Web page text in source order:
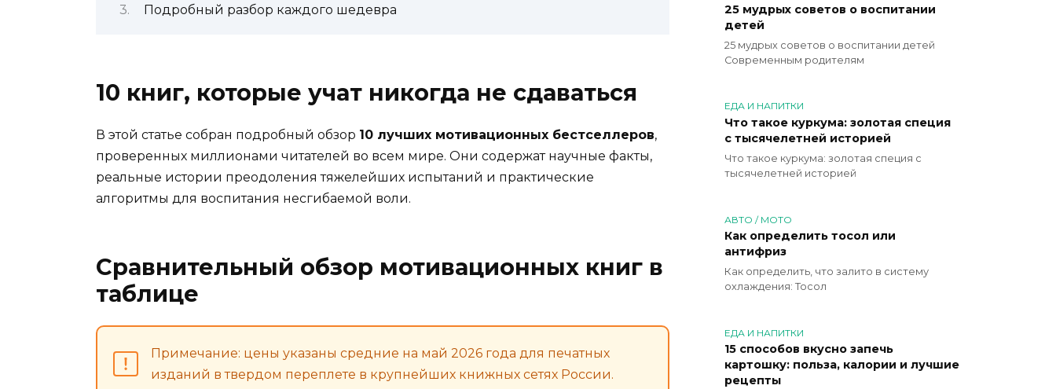
Подробный разбор каждого шедевра
10 книг, которые учат никогда не сдаваться
В этой статье собран подробный обзор 10 лучших мотивационных бестселлеров,
проверенных миллионами читателей во всем мире. Они содержат научные факты,
реальные истории преодоления тяжелейших испытаний и практические
алгоритмы для воспитания несгибаемой воли.
Сравнительный обзор мотивационных книг в
таблице
Примечание: цены указаны средние на май 2026 года для печатных
изданий в твердом переплете в крупнейших книжных сетях России.
25 мудрых советов о воспитании
детей
25 мудрых советов о воспитании детей
Современным родителям
ЕДА И НАПИТКИ
Что такое куркума: золотая специя
с тысячелетней историей
Что такое куркума: золотая специя с
тысячелетней историей
АВТО / МОТО
Как определить тосол или
антифриз
Как определить, что залито в систему
охлаждения: Тосол
ЕДА И НАПИТКИ
15 способов вкусно запечь
картошку: польза, калории и лучшие
рецепты